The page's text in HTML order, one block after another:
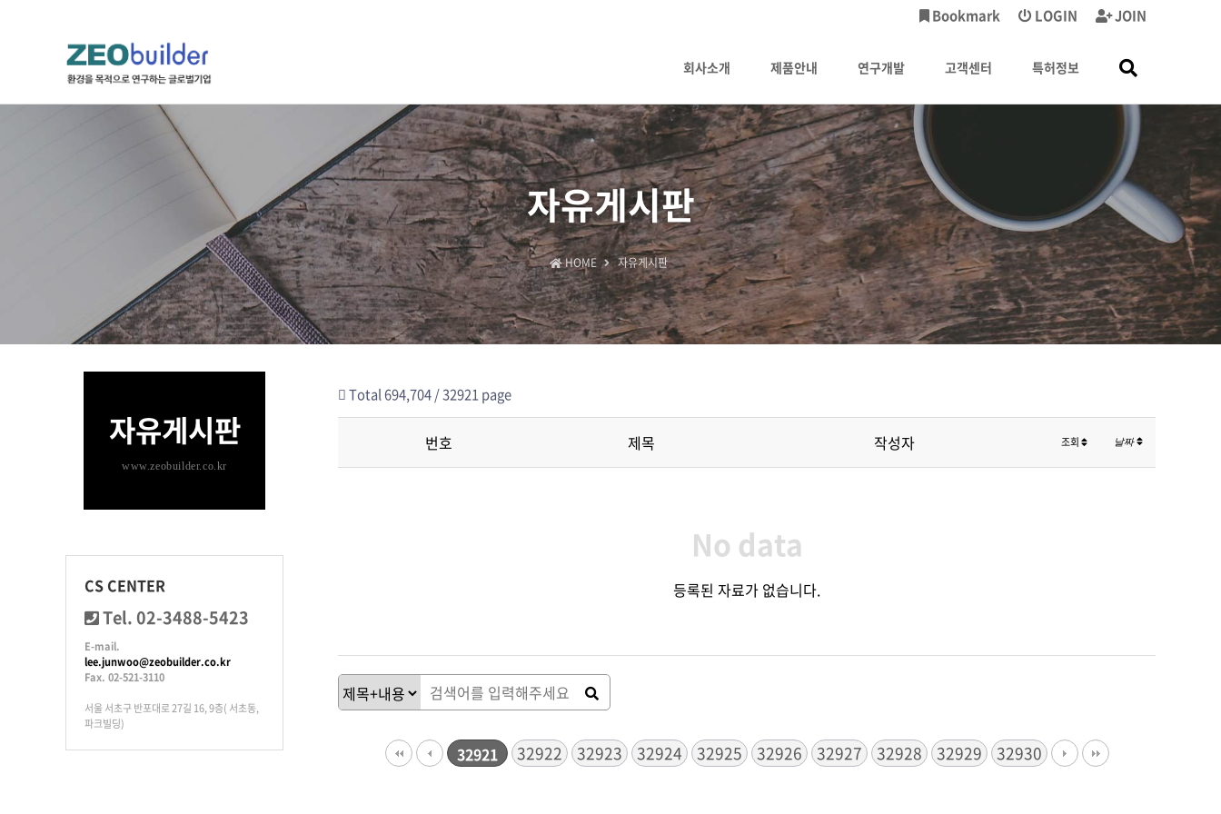
JOIN
LOGIN
Bookmark
회사소개 제품안내 연구개발
하위분류
고객센터
하위분류
특허정보
하위분류
자유게시판
HOME 자유게시판
Total 694,704 /32921 page
번호 제목 작성자 조회 날짜
No data
등록된 자료가 없습니다.
32921 32922 32923 32924 32925 32926 32927 32928 32929 32930
다음맨끝
자유게시판
www.zeobuilder.co.kr
CS CENTER
Tel. 02-3488-5423
E-mail.
lee.junwoo@zeobuilder.co.kr
Fax. 02-521-3110
서울 서초구 반포대로 27길 16, 9층( 서초동,
파크빌딩)